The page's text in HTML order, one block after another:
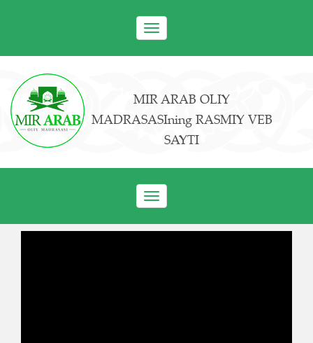
Toggle
navigation
MIR ARAB OLIY
MADRASASIning RASMIY VEB
SAYTI
Toggle
navigation